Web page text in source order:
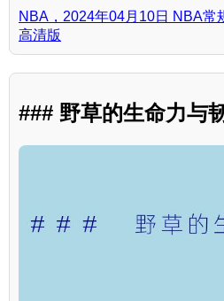
NBA，2024年04月10日 NBA常
高清版
### 野草的生命力与